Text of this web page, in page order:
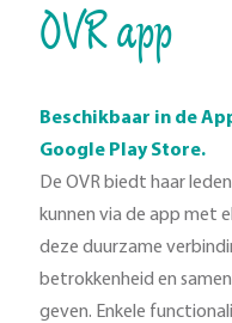
OVR app
Beschikbaar in de
Google Play Store.
De OVR biedt haar
kunnen via de app met
deze duurzame
betrokkenheid en
geven. Enkele